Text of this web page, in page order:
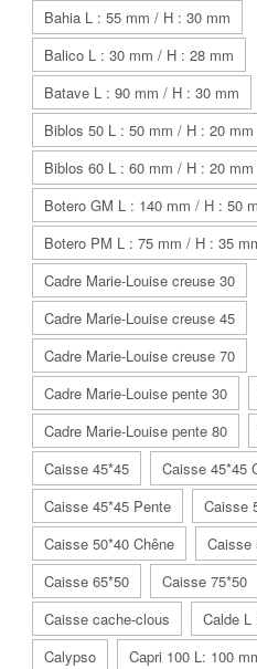
Bahia L : 55 mm / H : 30 mm
Balico L : 30 mm / H : 28 mm
Batave L : 90 mm / H : 30 mm
Biblos 50 L : 50 mm / H : 20 mm
Biblos 60 L : 60 mm / H : 20 mm
Botero GM L : 140 mm / H : 50
Botero PM L : 75 mm / H : 35
Cadre Marie-Louise creuse 30
Cadre Marie-Louise creuse 45
Cadre Marie-Louise creuse 70
Cadre Marie-Louise pente 30
Cadre Marie-Louise pente 80
Caisse 45*45
Caisse 45*45
Caisse 45*45 Pente
Caisse
Caisse 50*40 Chêne
Caisse
Caisse 65*50
Caisse 75*50
Caisse cache-clous
Calde
Calypso
Capri 100 L: 100